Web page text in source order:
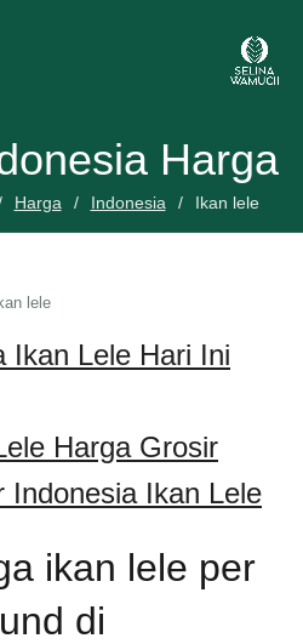
Harga
Harga Indonesia Ikan lele
Ikan lele
Ikan Lele Hari Ini
Harga Grosir
Indonesia Ikan Lele
ikan lele per
di